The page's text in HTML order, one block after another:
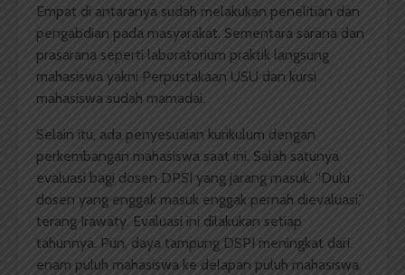
Empat di antaranya sudah melakukan penelitian dan
pengabdian pada masyarakat. Sementara sarana dan
prasarana seperti laboratorium praktik langsung
mahasiswa yakni Perpustakaan USU dan kursi
mahasiswa sudah mamadai.
Selain itu, ada penyesuaian kurikulum dengan
perkembangan mahasiswa saat ini. Salah satunya
evaluasi bagi dosen DPSI yang jarang masuk. “Dulu
dosen yang enggak masuk enggak pernah dievaluasi,”
terang Irawaty. Evaluasi ini dilakukan setiap
tahunnya. Pun, daya tampung DSPI meningkat dari
enam puluh mahasiswa ke delapan puluh mahasiswa.